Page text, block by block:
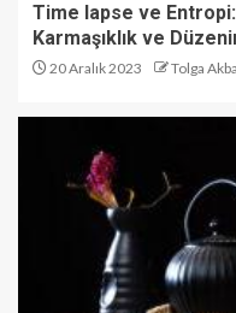
Time lapse ve Entropi:
Karmaşıklık ve
20 Aralık 2023 Tolga